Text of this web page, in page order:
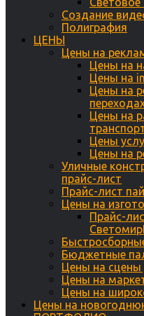
Создание
Полиграфия
ЦЕНЫ
Цены на
Цены на
Цены на
Цены на
Цены на
Цены
Цены на
Уличные
прайс-лист
Прайс-лист
Цены на
Прайс-
Бюджетные
Цены на сцены
Цены на
Цены на
Цены на